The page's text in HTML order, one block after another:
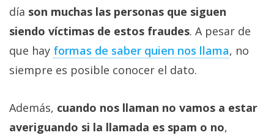
día son muchas las personas que siguen
siendo víctimas de estos fraudes. A pesar de
que hay formas de saber quien nos llama, no
siempre es posible conocer el dato.
Además, cuando nos llaman no vamos a estar
averiguando si la llamada es spam o no,